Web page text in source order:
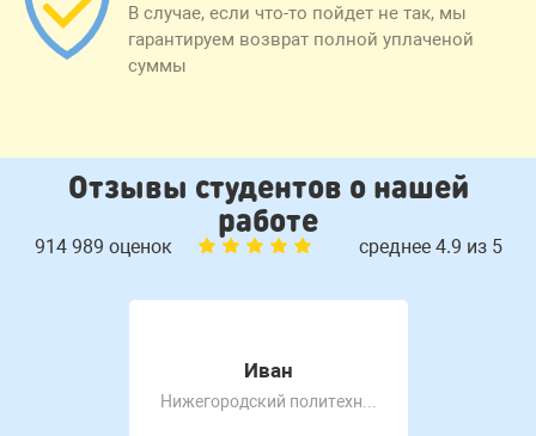
В случае, если что-то пойдет не так, мы
гарантируем возврат полной уплаченой
суммы
Отзывы студентов о нашей
работе
914 989 оценок среднее 4.9 из 5
Иван